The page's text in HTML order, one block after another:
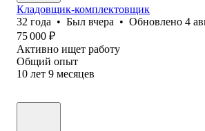
Кладовщик-комплектовщик
32 года • Был вчера • Обновлено 4
75 000 ₽
Активно ищет работу
Общий опыт
10 лет 9 месяцев